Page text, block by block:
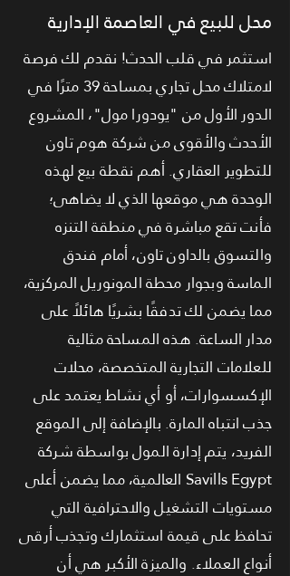
محل للبيع في العاصمة الإدارية
استثمر في قلب الحدث! نقدم لك فرصة
لامتلاك محل تجاري بمساحة 39 مترًا في
الدور الأول من "يودورا مول"، المشروع
الأحدث والأقوى من شركة هوم تاون
للتطوير العقاري. أهم نقطة بيع لهذه
الوحدة هي موقعها الذي لا يضاهى؛
فأنت تقع مباشرة في منطقة التنزه
والتسوق بالداون تاون، أمام فندق
الماسة وبجوار محطة المونوريل المركزية،
مما يضمن لك تدفقًا بشريًا هائلاً على
مدار الساعة. هذه المساحة مثالية
للعلامات التجارية المتخصصة، محلات
الإكسسوارات، أو أي نشاط يعتمد على
جذب انتباه المارة. بالإضافة إلى الموقع
الفريد، يتم إدارة المول بواسطة شركة
Savills Egypt العالمية، مما يضمن أعلى
مستويات التشغيل والاحترافية التي
تحافظ على قيمة استثمارك وتجذب أرقى
أنواع العملاء. والميزة الأكبر هي أن